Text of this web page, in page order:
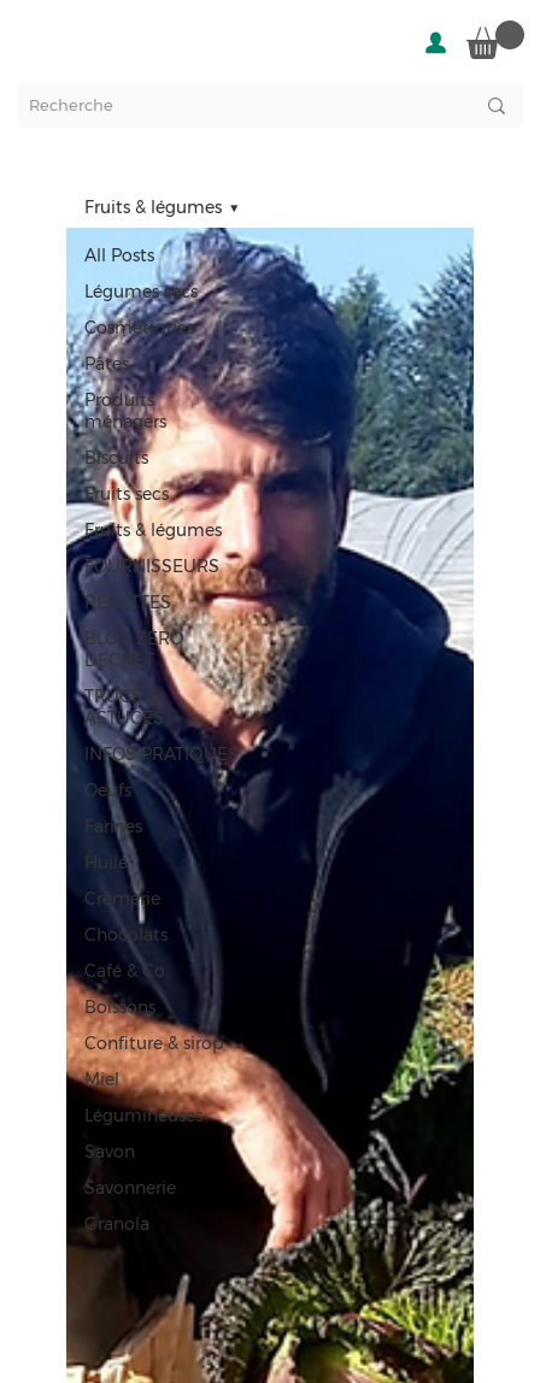
All Posts
Légumes secs
Cosmétiques
Pâtes
Produits
ménagers
Biscuits
Fruits secs
Fruits & légumes
FOURNISSEURS
RECETTES
BLOG ZERO
DECHET
TRUCS &
ASTUCES
INFOS PRATIQUES
Oeufs
Farines
Huile
Crèmerie
Chocolats
Café & Co
Boissons
Confiture & sirop
Miel
Légumineuses
Savon
Savonnerie
Granola
Fruits & légumes